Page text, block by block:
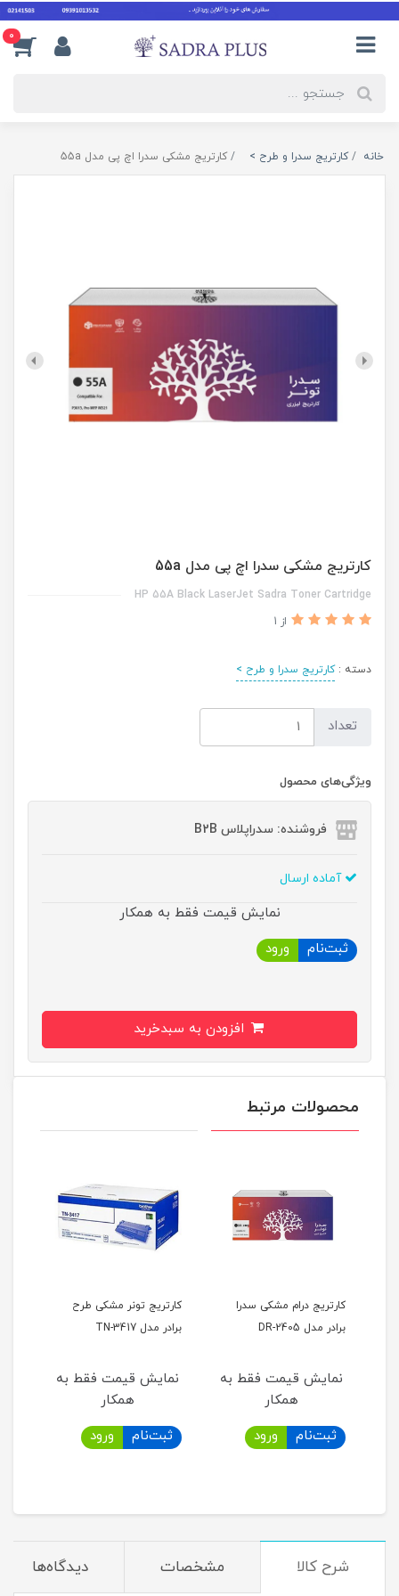
0
خانه کارتریج سدرا و طرح > کارتریج مشکی سدرا اچ پی مدل 55a
کارتریج مشکی سدرا اچ پی مدل 55a
HP 55A Black LaserJet Sadra Toner Cartridge
از 1
دسته :کارتریج سدرا و طرح >
تعداد
ویژگی‌های محصول
فروشنده: سدراپلاس B2B
آماده ارسال
نمایش قیمت فقط به همکار
ثبت‌نام
ورود
محصولات مرتبط
کارتریج درام مشکی سدرا
برادر مدل DR-2405
نمایش قیمت فقط به
همکار
ثبت‌نام
ورود
کارتریج تونر مشکی طرح
برادر مدل TN-3417
نمایش قیمت فقط به
همکار
ثبت‌نام
ورود
شرح کالا مشخصات دیدگاه‌ها